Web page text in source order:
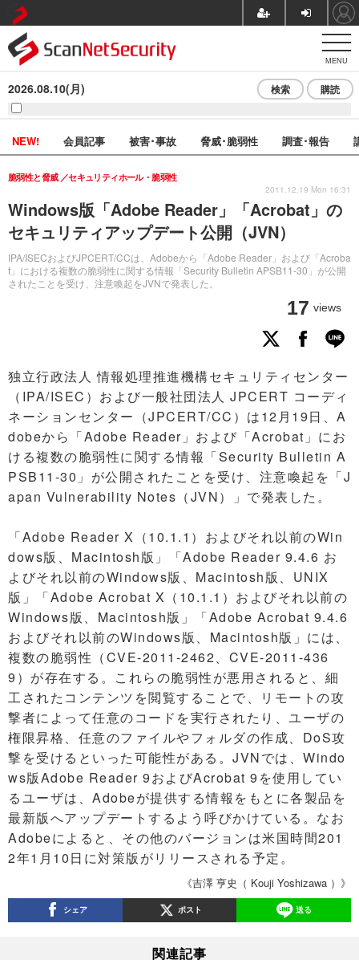
MENU
2026.08.10(月) 検索 購読
NEW! 会員記事 被害･事故 脅威･脆弱性 調査･報告
Windows版「Adobe Reader」「Acrobat」の
セキュリティアップデート公開（JVN）
IPA/ISECおよびJPCERT/CCは、Adobeから「Adobe Reader」および「Acroba
t」における複数の脆弱性に関する情報「Security Bulletin APSB11-30」が公開
されたことを受け、注意喚起をJVNで発表した。
脆弱性と脅威 セキュリティホール・脆弱性
17 views
2011.12.19 Mon 16:31
独立行政法人 情報処理推進機構セキュリティセンター
（IPA/ISEC）および一般社団法人 JPCERT コーディ
ネーションセンター（JPCERT/CC）は12月19日、A
dobeから「Adobe Reader」および「Acrobat」にお
ける複数の脆弱性に関する情報「Security Bulletin A
PSB11-30」が公開されたことを受け、注意喚起を「J
apan Vulnerability Notes（JVN）」で発表した。
「Adobe Reader X（10.1.1）およびそれ以前のWin
dows版、Macintosh版」「Adobe Reader 9.4.6 お
よびそれ以前のWindows版、Macintosh版、UNIX
版」「Adobe Acrobat X（10.1.1）およびそれ以前の
Windows版、Macintosh版」「Adobe Acrobat 9.4.6
およびそれ以前のWindows版、Macintosh版」には、
複数の脆弱性（CVE-2011-2462、CVE-2011-436
9）が存在する。これらの脆弱性が悪用されると、細
工されたコンテンツを閲覧することで、リモートの攻
撃者によって任意のコードを実行されたり、ユーザの
権限昇格、任意のファイルやフォルダの作成、DoS攻
撃を受けるといった可能性がある。JVNでは、Windo
ws版Adobe Reader 9およびAcrobat 9を使用してい
るユーザは、Adobeが提供する情報をもとに各製品を
最新版へアップデートするよう呼びかけている。なお
Adobeによると、その他のバージョンは米国時間201
2年1月10日に対策版がリリースされる予定。
《吉澤 亨史（ Kouji Yoshizawa ）》
シェア ポスト 送る
関連記事